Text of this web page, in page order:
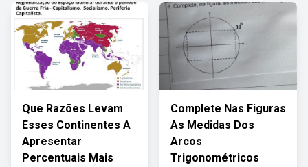
Que Razões Levam
Esses Continentes A
Apresentar
Percentuais Mais
Complete Nas Figuras
As Medidas Dos
Arcos
Trigonométricos